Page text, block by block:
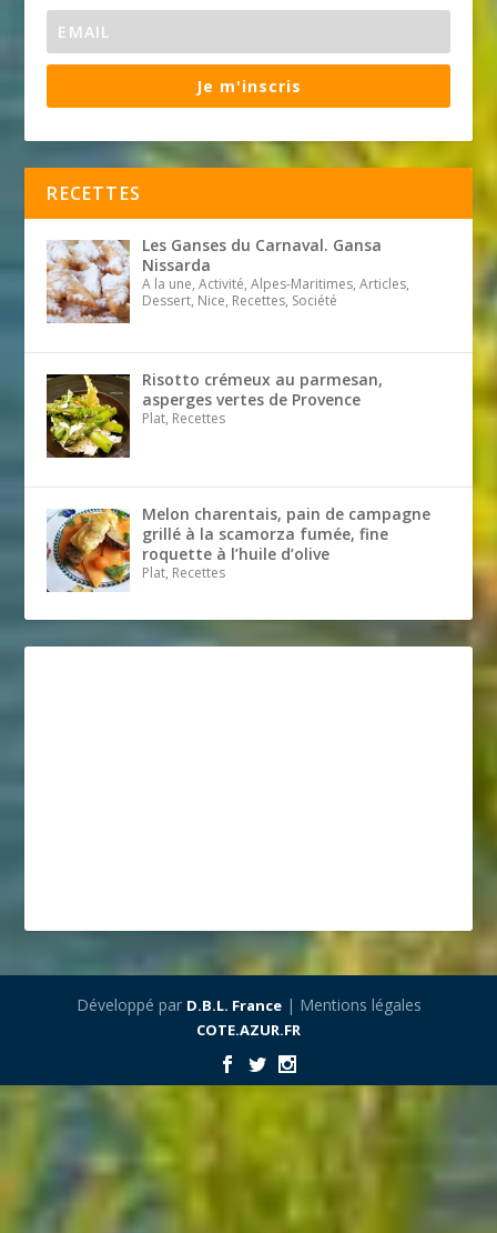
Je m'inscris
RECETTES
Les Ganses du Carnaval. Gansa
Nissarda
A la une, Activité, Alpes-Maritimes, Articles,
Dessert, Nice, Recettes, Société
Risotto crémeux au parmesan,
asperges vertes de Provence
Plat, Recettes
Melon charentais, pain de campagne
grillé à la scamorza fumée, fine
roquette à l’huile d’olive
Plat, Recettes
Développé par D.B.L. France| Mentions légales
COTE.AZUR.FR